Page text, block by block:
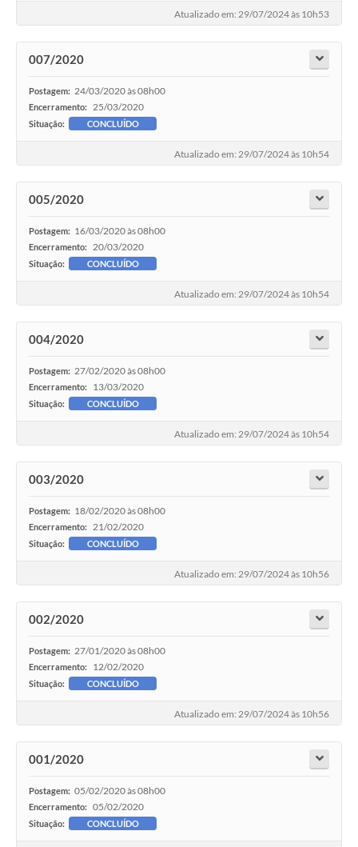
Atualizado em: 29/07/2024 às 10h53
007/2020
Postagem: 24/03/2020 às 08h00
Encerramento: 25/03/2020
Situação: CONCLUÍDO
Atualizado em: 29/07/2024 às 10h54
005/2020
Postagem: 16/03/2020 às 08h00
Encerramento: 20/03/2020
Situação: CONCLUÍDO
Atualizado em: 29/07/2024 às 10h54
004/2020
Postagem: 27/02/2020 às 08h00
Encerramento: 13/03/2020
Situação: CONCLUÍDO
Atualizado em: 29/07/2024 às 10h54
003/2020
Postagem: 18/02/2020 às 08h00
Encerramento: 21/02/2020
Situação: CONCLUÍDO
Atualizado em: 29/07/2024 às 10h56
002/2020
Postagem: 27/01/2020 às 08h00
Encerramento: 12/02/2020
Situação: CONCLUÍDO
Atualizado em: 29/07/2024 às 10h56
001/2020
Postagem: 05/02/2020 às 08h00
Encerramento: 05/02/2020
Situação: CONCLUÍDO